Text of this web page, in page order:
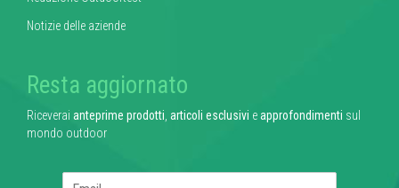
Notizie delle aziende
Resta aggiornato
Riceverai anteprime prodotti articoli esclusivi eapprofondimenti sul
mondo outdoor